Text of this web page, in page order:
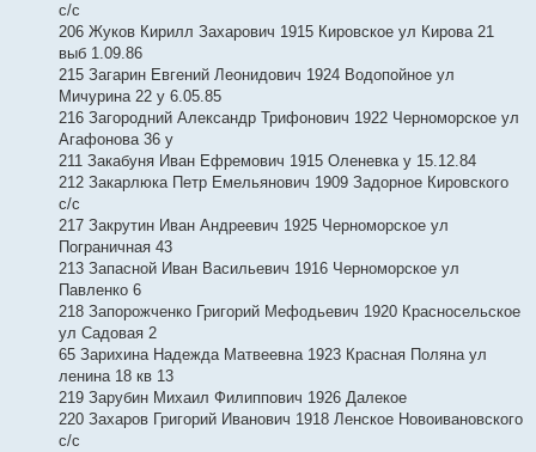
с/с
206 Жуков Кирилл Захарович 1915 Кировское ул Кирова 21
выб 1.09.86
215 Загарин Евгений Леонидович 1924 Водопойное ул
Мичурина 22 у 6.05.85
216 Загородний Александр Трифонович 1922 Черноморское ул
Агафонова 36 у
211 Закабуня Иван Ефремович 1915 Оленевка у 15.12.84
212 Закарлюка Петр Емельянович 1909 Задорное Кировского
с/с
217 Закрутин Иван Андреевич 1925 Черноморское ул
Пограничная 43
213 Запасной Иван Васильевич 1916 Черноморское ул
Павленко 6
218 Запорожченко Григорий Мефодьевич 1920 Красносельское
ул Садовая 2
65 Зарихина Надежда Матвеевна 1923 Красная Поляна ул
ленина 18 кв 13
219 Зарубин Михаил Филиппович 1926 Далекое
220 Захаров Григорий Иванович 1918 Ленское Новоивановского
с/с